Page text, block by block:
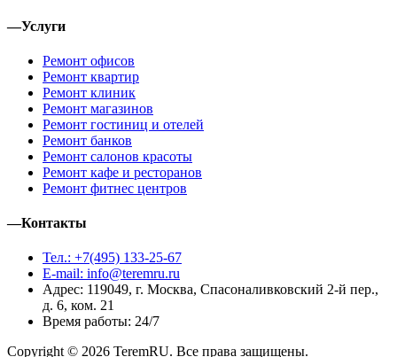
—Услуги
Ремонт офисов
Ремонт квартир
Ремонт клиник
Ремонт магазинов
Ремонт гостиниц и отелей
Ремонт банков
Ремонт салонов красоты
Ремонт кафе и ресторанов
Ремонт фитнес центров
—Контакты
Тел.: +7(495) 133-25-67
E-mail: info@teremru.ru
Адрес: 119049, г. Москва, Спасоналивковский 2-й пер.,
д. 6, ком. 21
Время работы: 24/7
Copyright © 2026 TeremRU. Все права защищены.